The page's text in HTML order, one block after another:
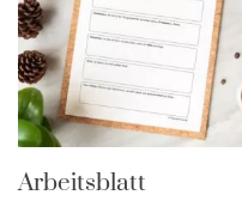
Arbeitsblatt